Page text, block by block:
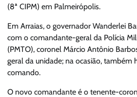
(8ª CIPM) em Palmeirópolis.
Em Arraias, o governador Wanderlei
com o comandante-geral da Polícia
(PMTO), coronel Márcio Antônio
geral da unidade; na ocasião, também
comando.
O novo comandante é o tenente-